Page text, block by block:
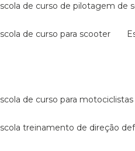
escola de curso de pilotagem
escola de curso para scooter
escola de curso para
escola treinamento de direção